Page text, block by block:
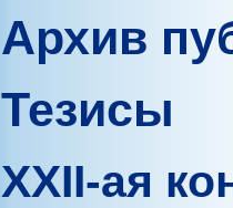
Архив
Тезисы
XXII-ая